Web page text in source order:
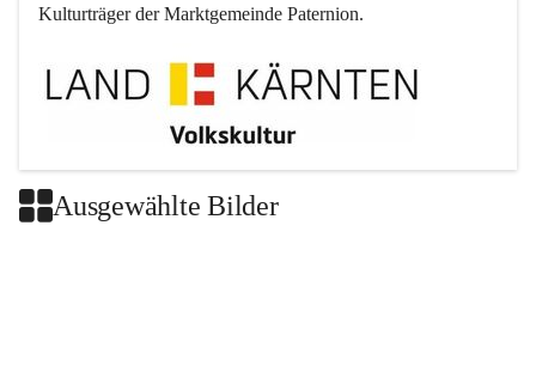
Kulturträger der Marktgemeinde Paternion.
Ausgewählte Bilder